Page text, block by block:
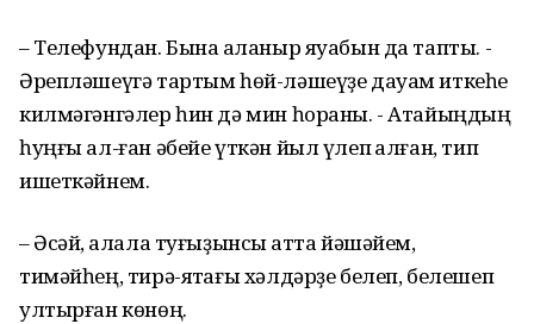
– Телефундан. Бына аҡланыр яуабын да тапты. -
Әрепләшеүгә тартым һөй-ләшеүҙе дауам иткеһе
килмәгәнгәлер һин дә мин һораны. - Атайыңдың
һуңғы ал-ған әбейе үткән йыл үлеп ҡалған, тип
ишеткәйнем.
– Әсәй, ҡалала туғыҙынсы ҡатта йәшәйем,
тимәйһең, тирә-яҡтағы хәлдәрҙе белеп, белешеп
ултырған көнөң.